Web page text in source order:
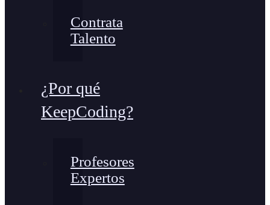
Contrata
Talento
¿Por qué
KeepCoding?
Profesores
Expertos